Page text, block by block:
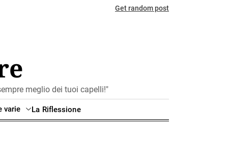
Get random post
meglio dei tuoi capelli!"
varie La Riflessione